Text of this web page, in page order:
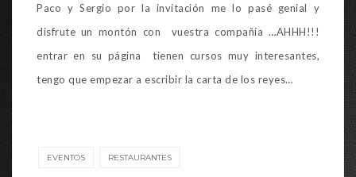
Paco y Sergio por la invitación me lo pasé genial y
disfrute un montón con vuestra compañía …AHHH!!!
entrar en su página tienen cursos muy interesantes,
tengo que empezar a escribir la carta de los reyes…
EVENTOS RESTAURANTES